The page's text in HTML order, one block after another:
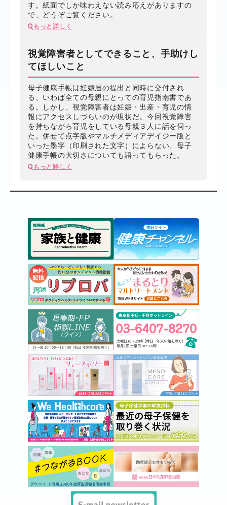
す。紙面でしか味わえない読み応えがありますの
で、どうぞご覧ください。
もっと詳しく
視覚障害者としてできること、手助けし
てほしいこと
母子健康手帳は妊娠届の提出と同時に交付され
る、いわば全ての母親にとっての育児指南書であ
る。しかし、視覚障害者は妊娠・出産・育児の情
報にアクセスしづらいのが現状だ。今回視覚障害
を持ちながら育児をしている母親３人に話を伺っ
た。併せて点字版やマルチメディアデイジー版と
いった墨字（印刷された文字）によらない、母子
健康手帳の大切さについても語ってもらった。
もっと詳しく